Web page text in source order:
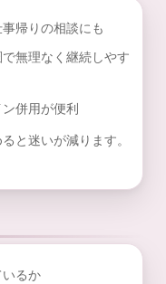
帰りの相談にも
で無理なく継続しやす
併用が便利
と迷いが減ります。
いるか